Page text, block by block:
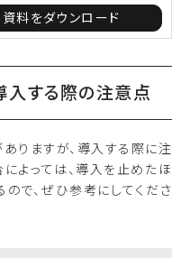
資料をダウンロード
入する際の注意点
ありますが、導入する際に注
によっては、導入を止めたほ
で、ぜひ参考にしてくださ